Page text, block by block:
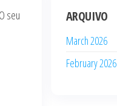
seu ARQUIVO
March 2026
February 2026